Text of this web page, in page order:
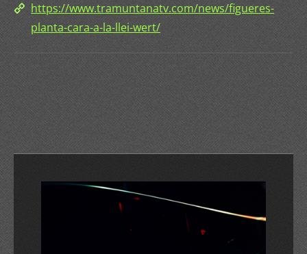
https://www.tramuntanatv.com/news/figueres-
planta-cara-a-la-llei-wert/